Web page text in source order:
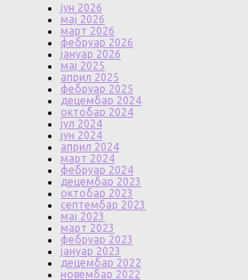
јун 2026
мај 2026
март 2026
фебруар 2026
јануар 2026
мај 2025
април 2025
фебруар 2025
децембар 2024
октобар 2024
јул 2024
јун 2024
април 2024
март 2024
фебруар 2024
децембар 2023
октобар 2023
септембар 2023
мај 2023
март 2023
фебруар 2023
јануар 2023
децембар 2022
новембар 2022